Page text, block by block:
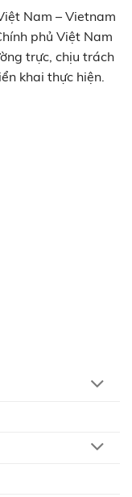
Nam – Vietnam
phủ Việt Nam
trực, chịu trách
khai thực hiện.